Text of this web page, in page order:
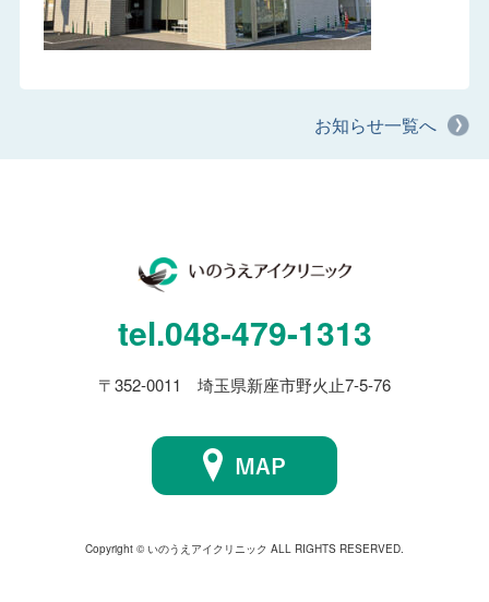
お知らせ一覧へ
tel.048-479-1313
〒352-0011 埼玉県新座市野火止7-5-76
Copyright © いのうえアイクリニック ALL RIGHTS RESERVED.